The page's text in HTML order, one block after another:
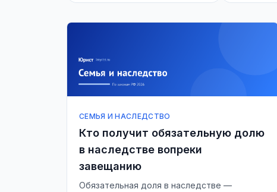
СЕМЬЯ И НАСЛЕДСТВО
Кто получит обязательную долю
в наследстве вопреки
завещанию
Обязательная доля в наследстве —